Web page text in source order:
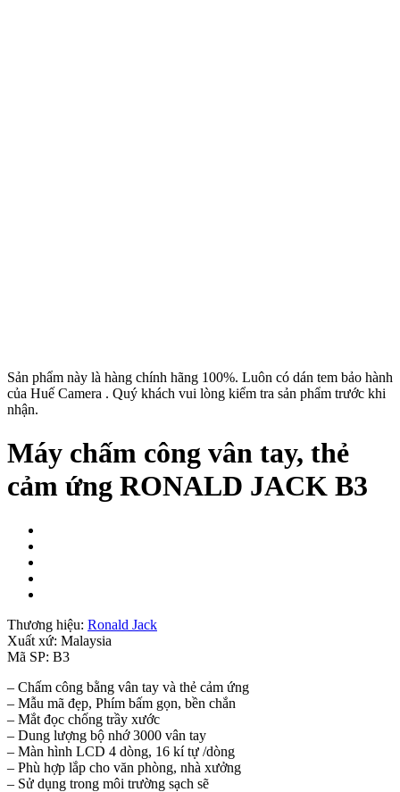
Sản phẩm này là hàng chính hãng 100%. Luôn có dán tem bảo hành
của Huế Camera . Quý khách vui lòng kiểm tra sản phẩm trước khi
nhận.
Máy chấm công vân tay, thẻ
cảm ứng RONALD JACK B3
Thương hiệu: Ronald Jack
Xuất xứ: Malaysia
Mã SP: B3
– Chấm công bằng vân tay và thẻ cảm ứng
– Mẫu mã đẹp, Phím bấm gọn, bền chắn
– Mắt đọc chống trầy xước
– Dung lượng bộ nhớ 3000 vân tay
– Màn hình LCD 4 dòng, 16 kí tự /dòng
– Phù hợp lắp cho văn phòng, nhà xưởng
– Sử dụng trong môi trường sạch sẽ